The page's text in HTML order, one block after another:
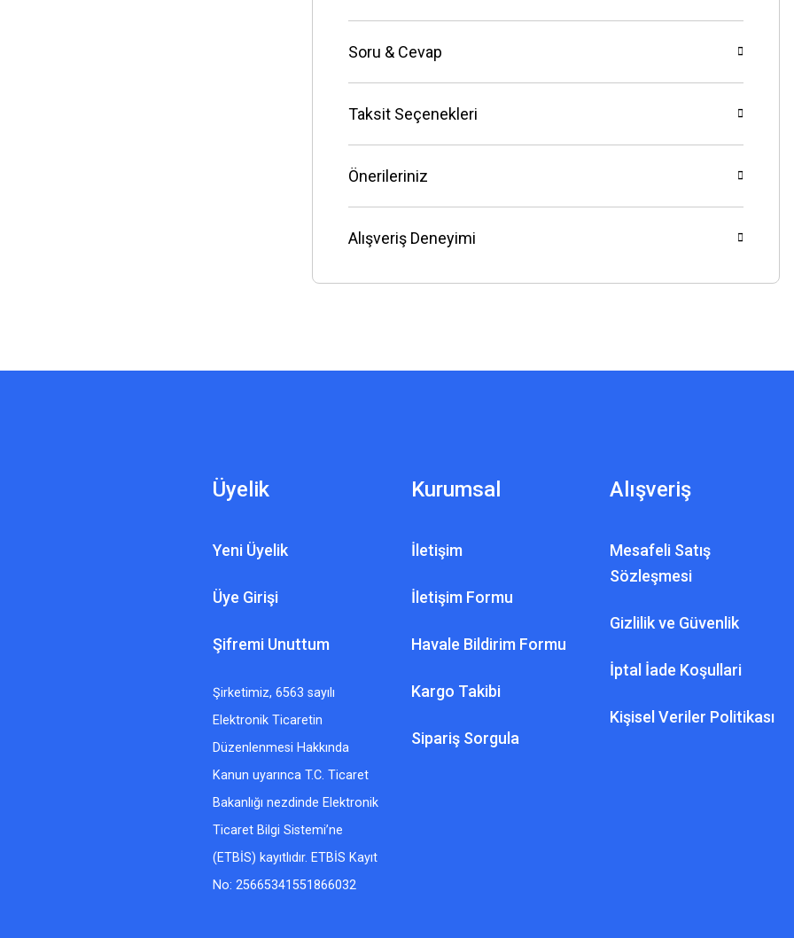
Soru & Cevap
Taksit Seçenekleri
Önerileriniz
Alışveriş Deneyimi
Üyelik
Yeni Üyelik
Üye Girişi
Şifremi Unuttum
Şirketimiz, 6563 sayılı
Elektronik Ticaretin
Düzenlenmesi Hakkında
Kanun uyarınca T.C. Ticaret
Bakanlığı nezdinde Elektronik
Ticaret Bilgi Sistemi’ne
(ETBİS) kayıtlıdır. ETBİS Kayıt
No: 25665341551866032
Kurumsal
İletişim
İletişim Formu
Havale Bildirim Formu
Kargo Takibi
Sipariş Sorgula
Alışveriş
Mesafeli Satış
Sözleşmesi
Gizlilik ve Güvenlik
İptal İade Koşullari
Kişisel Veriler Politikası